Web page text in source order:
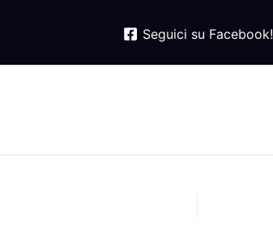
Seguici su Facebook!